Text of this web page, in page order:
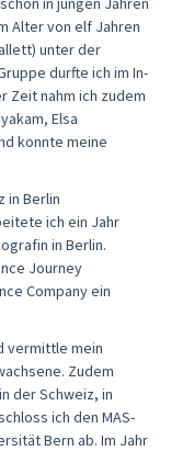
Alter von elf Jahren
unter der
durfte ich im In-
Zeit nahm ich zudem
Elsa
konnte meine
in Berlin
ich ein Jahr
in Berlin.
Journey
Company ein
vermittle mein
Zudem
der Schweiz, in
ich den MAS-
Bern ab. Im Jahr